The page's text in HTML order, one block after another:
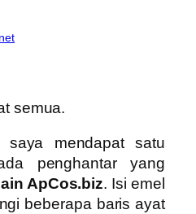
semua.
mendapat satu
penghantar yang
ApCos.biz. Isi emel
beberapa baris ayat